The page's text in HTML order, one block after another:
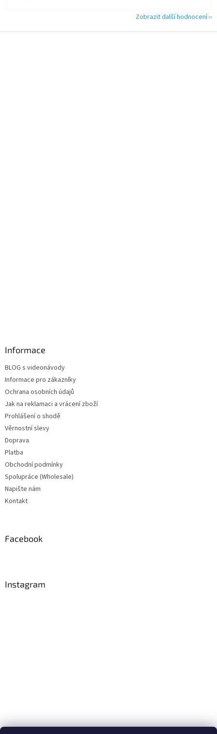
Zobrazit další hodnocení
Informace
BLOG s videonávody
Informace pro zákazníky
Ochrana osobních údajů
Jak na reklamaci a vrácení zboží
Prohlášení o shodě
Věrnostní slevy
Doprava
Platba
Obchodní podmínky
Spolupráce (Wholesale)
Napište nám
Kontakt
Facebook
Instagram